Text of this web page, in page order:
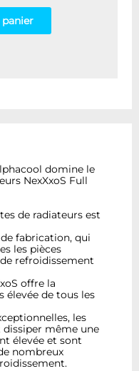
domine le
NexXxoS Full
de radiateurs est
fabrication, qui
les pièces
refroidissement
offre la
de tous les
les
même une
élevée et sont
nombreux